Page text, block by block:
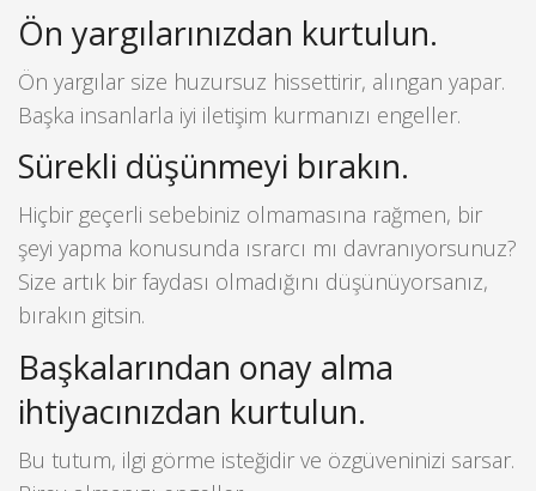
Ön yargılarınızdan kurtulun.
Ön yargılar size huzursuz hissettirir, alıngan yapar.
Başka insanlarla iyi iletişim kurmanızı engeller.
Sürekli düşünmeyi bırakın.
Hiçbir geçerli sebebiniz olmamasına rağmen, bir
şeyi yapma konusunda ısrarcı mı davranıyorsunuz?
Size artık bir faydası olmadığını düşünüyorsanız,
bırakın gitsin.
Başkalarından onay alma
ihtiyacınızdan kurtulun.
Bu tutum, ilgi görme isteğidir ve özgüveninizi sarsar.